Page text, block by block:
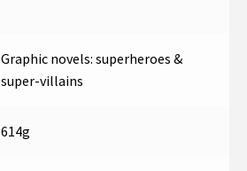
Graphic novels: superheroes &
super-villains
614g